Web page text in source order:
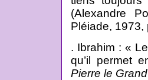
(Alexandre
Pléiade, 1973,
. Ibrahim : «
qu’il permet
Pierre le Grand